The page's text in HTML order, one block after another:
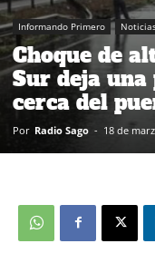
Informando Primero
Choque de
Sur deja una
cerca del
Por Radio Sago - 18 de